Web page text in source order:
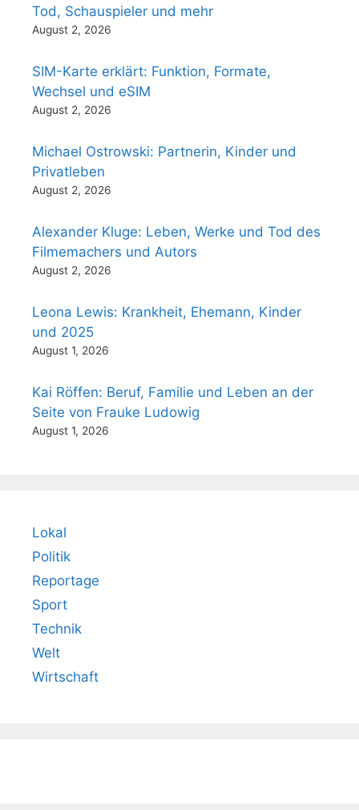
Tod, Schauspieler und mehr
August 2, 2026
SIM-Karte erklärt: Funktion, Formate,
Wechsel und eSIM
August 2, 2026
Michael Ostrowski: Partnerin, Kinder und
Privatleben
August 2, 2026
Alexander Kluge: Leben, Werke und Tod des
Filmemachers und Autors
August 2, 2026
Leona Lewis: Krankheit, Ehemann, Kinder
und 2025
August 1, 2026
Kai Röffen: Beruf, Familie und Leben an der
Seite von Frauke Ludowig
August 1, 2026
Lokal
Politik
Reportage
Sport
Technik
Welt
Wirtschaft